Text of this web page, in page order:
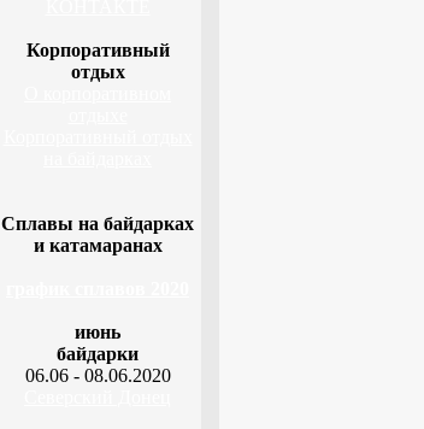
Корпоративный
отдых
Сплавы на байдарках
и катамаранах
июнь
байдарки
06.06 - 08.06.2020